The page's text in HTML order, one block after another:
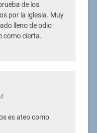
de los
por la iglesia. Muy
lleno de odio
como cierta.
es ateo como